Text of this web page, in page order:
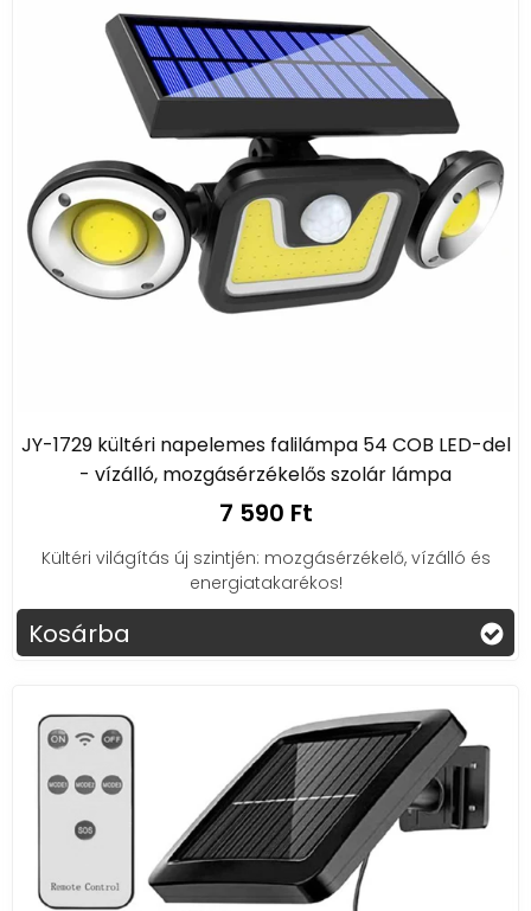
JY-1729 kültéri napelemes falilámpa 54 COB LED-del
- vízálló, mozgásérzékelős szolár lámpa
7 590 Ft
Kültéri világítás új szintjén: mozgásérzékelő, vízálló és
energiatakarékos!
Kosárba